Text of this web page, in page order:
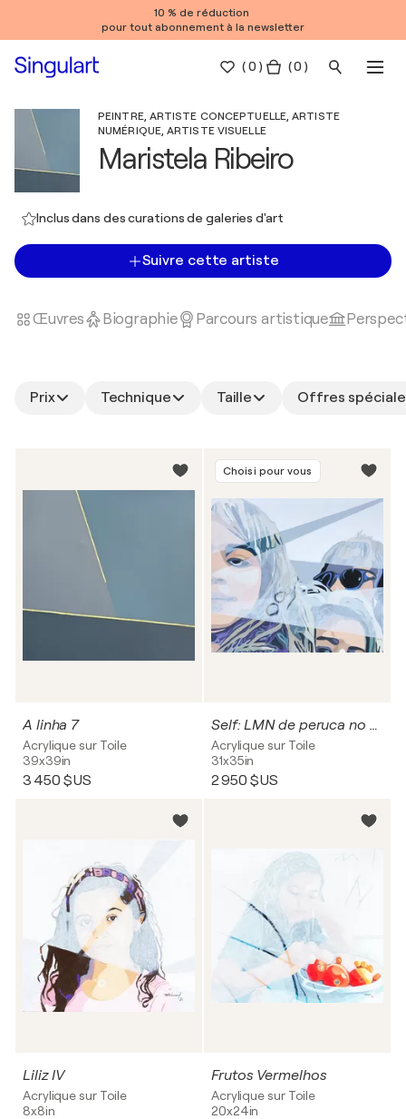
10 % de réduction
pour tout abonnement à la newsletter
(0 ) ( 0 )
PEINTRE, ARTISTE CONCEPTUELLE, ARTISTE
NUMÉRIQUE, ARTISTE VISUELLE
Maristela Ribeiro
Inclus dans des curations de galeries d'art
Suivre cette artiste
Œuvres Biographie Parcours artistique
Prix Technique Taille Offres
A linha 7
Acrylique sur Toile
39x39in
3 450 $US
Choisi pour vous
Self: LMN de peruca no carnaval
Acrylique sur Toile
31x35in
2 950 $US
Liliz IV
Acrylique sur Toile
8x8in
Frutos Vermelhos
Acrylique sur Toile
20x24in